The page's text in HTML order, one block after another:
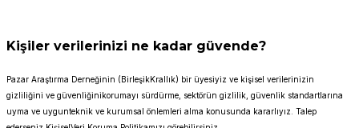
Kişiler verilerinizi ne kadar güvende?
Pazar Araştırma Derneğinin (BirleşikKrallık) bir üyesiyiz ve kişisel verilerinizin
gizliliğini ve güvenliğinikorumayı sürdürme, sektörün gizlilik, güvenlik standartlarına
uyma ve uygunteknik ve kurumsal önlemleri alma konusunda kararlıyız. Talep